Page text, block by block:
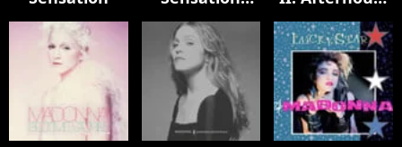
Remixes
Edition